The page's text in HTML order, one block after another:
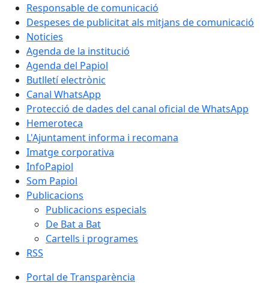
Responsable de comunicació
Despeses de publicitat als mitjans de comunicació
Noticies
Agenda de la institució
Agenda del Papiol
Butlletí electrònic
Canal WhatsApp
Protecció de dades del canal oficial de WhatsApp
Hemeroteca
L'Ajuntament informa i recomana
Imatge corporativa
InfoPapiol
Som Papiol
Publicacions
Publicacions especials
De Bat a Bat
Cartells i programes
RSS
Portal de Transparència